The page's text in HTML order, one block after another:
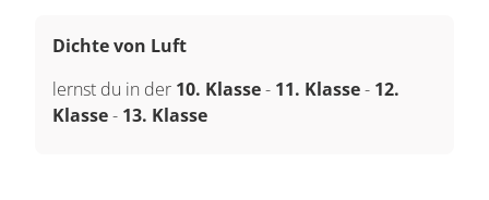
Dichte von Luft
lernst du in der 10. Klasse- 11. Klasse- 12.
Klasse- 13. Klasse